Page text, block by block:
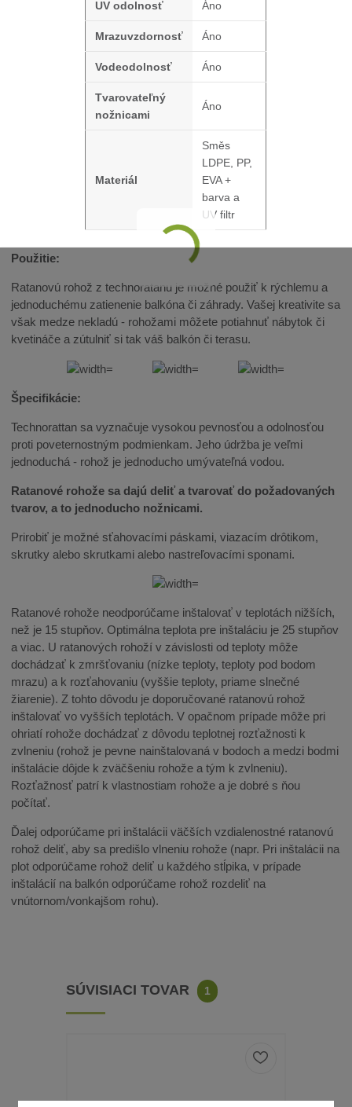
UV odolnosť Áno
Mrazuvzdornosť Áno
Vodeodolnosť Áno
Tvarovateľný
nožnicami
Áno
Materiál
Směs
LDPE, PP,
EVA +
barva a
UV filtr
Použitie:
Ratanovú rohož z technoratanu je možné použiť k rýchlemu a
jednoduchému zatienenie balkóna či záhrady. Vašej kreativite sa
však medze nekladú - rohožami môžete potiahnuť nábytok či
kvetináče a zútulniť si tak váš balkón či terasu.
Špecifikácie:
Technorattan sa vyznačuje vysokou pevnosťou a odolnosťou
proti poveternostným podmienkam. Jeho údržba je veľmi
jednoduchá - rohož je jednoducho umývateľná vodou.
Ratanové rohože sa dajú deliť a tvarovať do požadovaných
tvarov, a to jednoducho nožnicami.
Prirobiť je možné sťahovacími páskami, viazacím drôtikom,
skrutky alebo skrutkami alebo nastreľovacími sponami.
Ratanové rohože neodporúčame inštalovať v teplotách nižších,
než je 15 stupňov. Optimálna teplota pre inštaláciu je 25 stupňov
a viac. U ratanových rohoží v závislosti od teploty môže
dochádzať k zmršťovaniu (nízke teploty, teploty pod bodom
mrazu) a k rozťahovaniu (vyššie teploty, priame slnečné
žiarenie). Z tohto dôvodu je doporučované ratanovú rohož
inštalovať vo vyšších teplotách. V opačnom prípade môže pri
ohriatí rohože dochádzať z dôvodu teplotnej rozťažnosti k
zvlneniu (rohož je pevne nainštalovaná v bodoch a medzi bodmi
inštalácie dôjde k zväčšeniu rohože a tým k zvlneniu).
Rozťažnosť patrí k vlastnostiam rohože a je dobré s ňou
počítať.
Ďalej odporúčame pri inštalácii väčších vzdialenostné ratanovú
rohož deliť, aby sa predišlo vlneniu rohože (napr. Pri inštalácii na
plot odporúčame rohož deliť u každého stĺpika, v prípade
inštalácií na balkón odporúčame rohož rozdeliť na
vnútornom/vonkajšom rohu).
SÚVISIACI TOVAR 1